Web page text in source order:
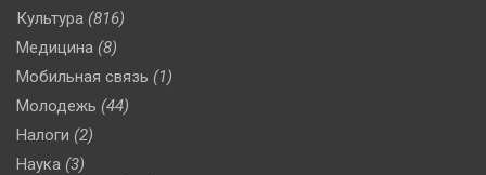
Культура (816)
Медицина (8)
Мобильная связь (1)
Молодежь (44)
Налоги (2)
Наука (3)